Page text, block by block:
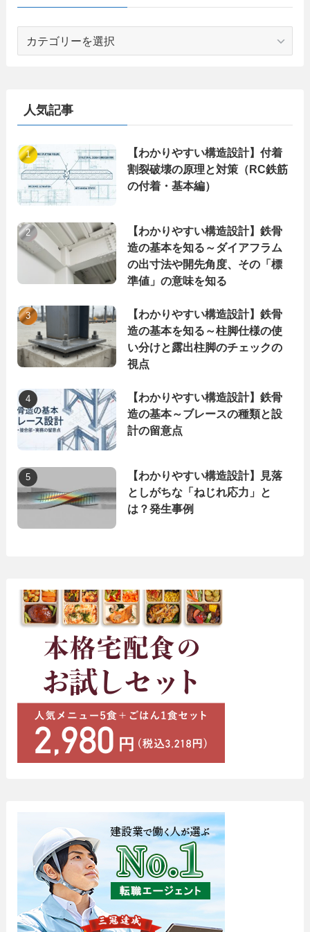
人気記事
【わかりやすい構造設計】付着
割裂破壊の原理と対策（RC鉄筋
の付着・基本編）
【わかりやすい構造設計】鉄骨
造の基本を知る～ダイアフラム
の出寸法や開先角度、その「標
準値」の意味を知る
【わかりやすい構造設計】鉄骨
造の基本を知る～柱脚仕様の使
い分けと露出柱脚のチェックの
視点
【わかりやすい構造設計】鉄骨
造の基本～ブレースの種類と設
計の留意点
【わかりやすい構造設計】見落
としがちな「ねじれ応力」と
は？発生事例